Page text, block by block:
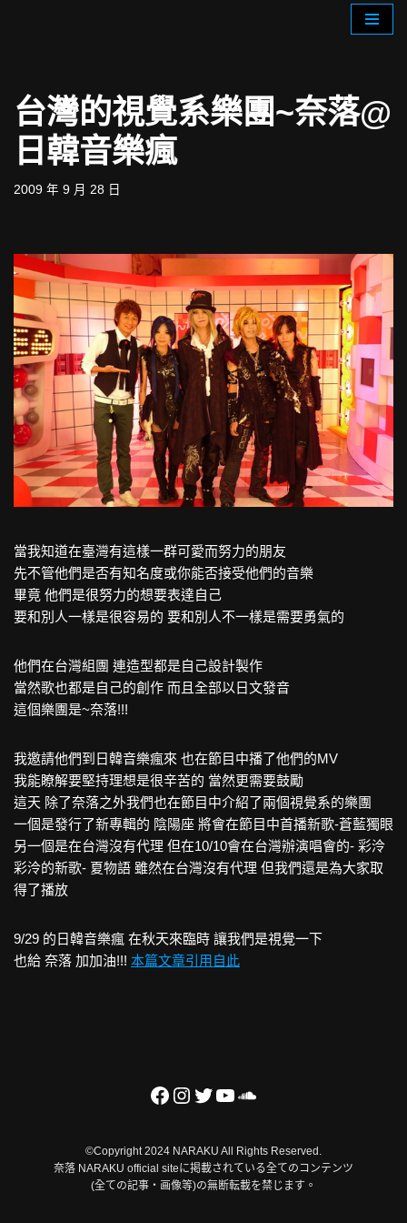
content
台灣的視覺系樂團~奈落@
日韓音樂瘋
2009 年 9 月 28 日
當我知道在臺灣有這樣一群可愛而努力的朋友
先不管他們是否有知名度或你能否接受他們的音樂
畢竟 他們是很努力的想要表達自己
要和別人一樣是很容易的 要和別人不一樣是需要勇氣的
他們在台灣組團 連造型都是自己設計製作
當然歌也都是自己的創作 而且全部以日文發音
這個樂團是~奈落!!!
我邀請他們到日韓音樂瘋來 也在節目中播了他們的MV
我能瞭解要堅持理想是很辛苦的 當然更需要鼓勵
這天 除了奈落之外我們也在節目中介紹了兩個視覺系的樂團
一個是發行了新專輯的 陰陽座 將會在節目中首播新歌-蒼藍獨眼
另一個是在台灣沒有代理 但在10/10會在台灣辦演唱會的- 彩泠
彩泠的新歌- 夏物語 雖然在台灣沒有代理 但我們還是為大家取
得了播放
9/29 的日韓音樂瘋 在秋天來臨時 讓我們是視覺一下
也給 奈落 加加油!!! 本篇文章引用自此
©Copyright 2024 NARAKU All Rights Reserved.
奈落 NARAKU official siteに掲載されている全てのコンテンツ
(全ての記事・画像等)の無断転載を禁じます。